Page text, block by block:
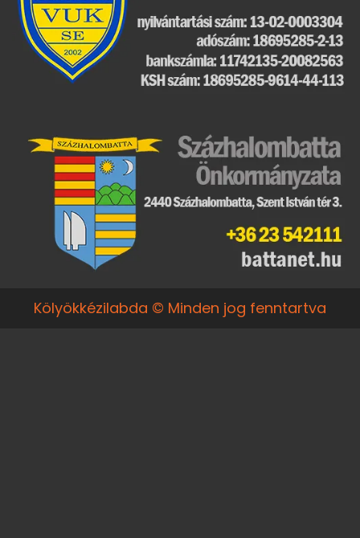
Kölyökkézilabda © Minden jog fenntartva